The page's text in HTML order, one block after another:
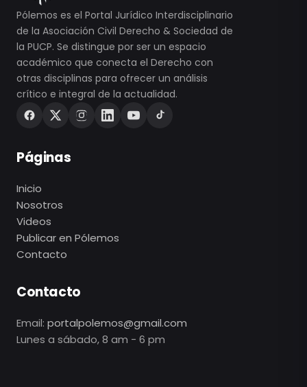
Pólemos es el Portal Jurídico Interdisciplinario
de la Asociación Civil Derecho & Sociedad de
la PUCP. Se distingue por ser un espacio
académico que conecta el Derecho con
otras disciplinas para ofrecer un análisis
crítico e integral de la actualidad.
Páginas
Inicio
Nosotros
Videos
Publicar en Pólemos
Contacto
Contacto
Email: portalpolemos@gmail.com
Lunes a sábado, 8 am - 6 pm